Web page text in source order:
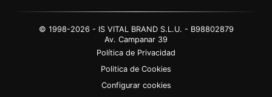
© 1998-2026 - IS VITAL BRAND S.L.U. - B98802879
Av. Campanar 39
Política de Privacidad
Politica de Cookies
Configurar cookies